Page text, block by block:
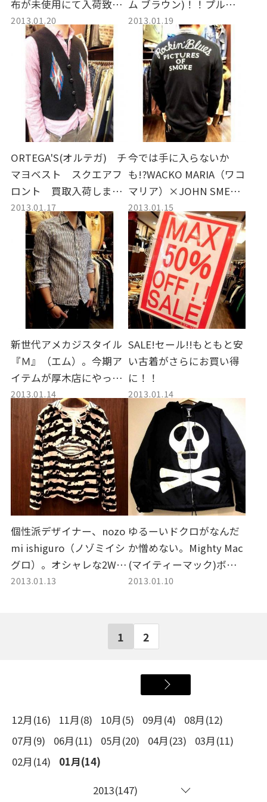
布が未使用にて入荷致し
ました。
2013.01.20
ム ブラウン)！！プルオー
バーパーカーを入荷しま
した
2013.01.19
ORTEGA'S(オルテガ) チ
マヨベスト スクエアフ
ロント 買取入荷しまし
た！
2013.01.17
今では手に入らないか
も!?WACKO MARIA（ワコ
マリア）×JOHN SMEDL
EY（ジョンスメドレー）
ダブルネーム！刺繍カー
ディガンのご紹介♪
2013.01.15
新世代アメカジスタイル
『Ｍ』（エム）。今期ア
イテムが厚木店にやって
きました！！
2013.01.14
SALE!セール!!もともと安
い古着がさらにお買い得
に！！
2013.01.14
個性派デザイナー、nozo
mi ishiguro（ノゾミイシ
グロ）。オシャレな2WAY
パーカーの入荷です！
2013.01.13
ゆるーいドクロがなんだ
か憎めない。Mighty Mac
(マイティーマック)ボー
トパーカーのご紹介で
2013.01.10
1 2
12月(16) 11月(8) 10月(5) 09月(4)
08月(12)
07月(9)
06月(11) 05月(20) 04月(23)
03月(11)
02月(14)
01月(14)
2013(147)